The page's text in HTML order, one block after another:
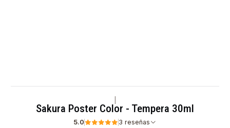
Sakura Poster Color - Tempera 30ml
5.0 3 reseñas